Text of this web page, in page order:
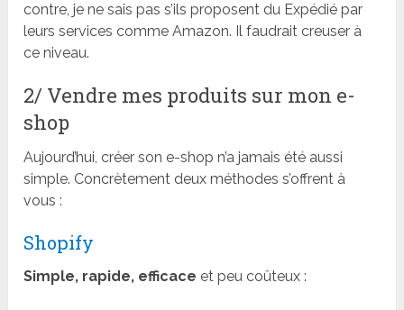
contre, je ne sais pas s’ils proposent du Expédié par
leurs services comme Amazon. Il faudrait creuser à
ce niveau.
2/ Vendre mes produits sur mon e-
shop
Aujourd’hui, créer son e-shop n’a jamais été aussi
simple. Concrètement deux méthodes s’offrent à
vous :
Shopify
Simple, rapide, efficace et peu coûteux :